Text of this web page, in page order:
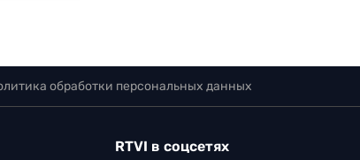
обработки персональных данных
RTVI в соцсетях